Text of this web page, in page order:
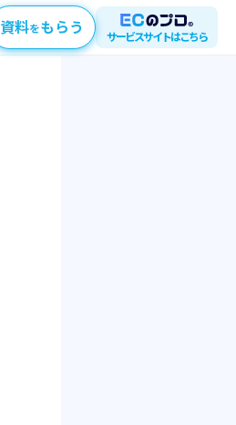
資料をもらう サービスサイトはこちら